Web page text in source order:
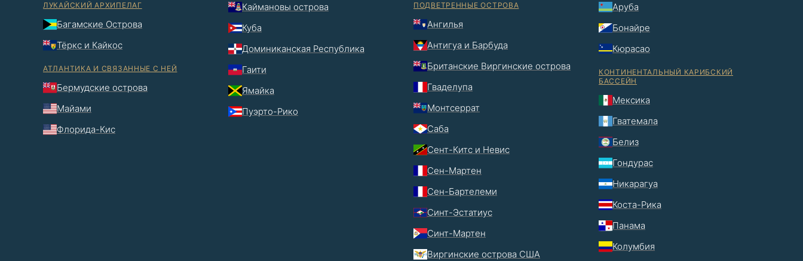
ЛУКАЙСКИЙ АРХИПЕЛАГ
Багамские Острова
Тёркс и Кайкос
АТЛАНТИКА И СВЯЗАННЫЕ С НЕЙ
Бермудские острова
Майами
Флорида-Кис
Каймановы острова
Куба
Доминиканская Республика
Гаити
Ямайка
Пуэрто-Рико
ПОДВЕТРЕННЫЕ ОСТРОВА
Ангилья
Антигуа и Барбуда
Британские Виргинские острова
Гваделупа
Монтсеррат
Саба
Сент-Китс и Невис
Сен-Мартен
Сен-Бартелеми
Синт-Эстатиус
Синт-Мартен
Виргинские острова США
Аруба
Бонайре
Кюрасао
КОНТИНЕНТАЛЬНЫЙ КАРИБСКИЙ
БАССЕЙН
Мексика
Гватемала
Белиз
Гондурас
Никарагуа
Коста-Рика
Панама
Колумбия